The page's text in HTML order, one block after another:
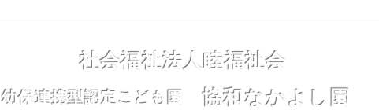
社会福祉法人睦福祉会
​幼保連携型認定こども園 協和なかよし園